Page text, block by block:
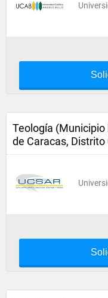
Teología
de Caracas, Distrito